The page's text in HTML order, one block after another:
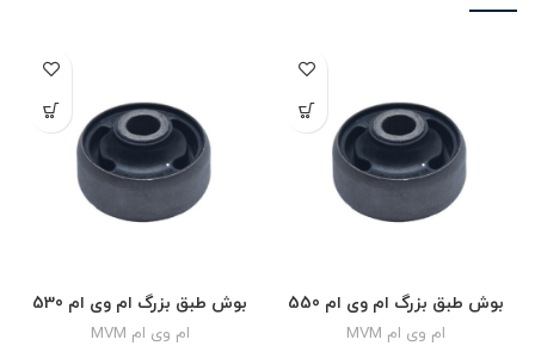
بوش طبق بزرگ ام وی ام 550
ام وی ام MVM
بوش طبق بزرگ ام وی ام 530
ام وی ام MVM